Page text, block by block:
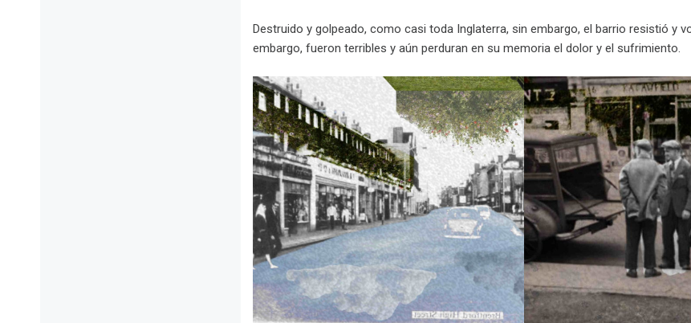
Destruido y golpeado, como casi toda Inglaterra, sin embargo, el barrio resistió y
embargo, fueron terribles y aún perduran en su memoria el dolor y el sufrimiento.